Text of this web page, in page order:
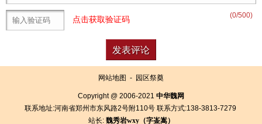
(0/500)
点击获取验证码
网站地图 - 园区祭奠
Copyright @ 2006-2021 中华魏网
联系地址:河南省郑州市东风路2号附110号 联系方式:138-3813-7279
站长: 魏秀岩wxy（字崟嵩）